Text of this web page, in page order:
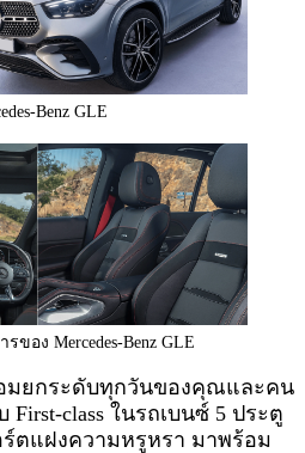
Benz GLE
ของ Mercedes-Benz GLE
อมยกระดับทุกวันของคุณและคน
class ในรถเบนซ์ 5 ประตู
ตแฝงความหรูหรา มาพร้อม